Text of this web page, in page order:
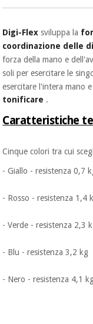
Digi-Flex sviluppa la
coordinazione delle
forza della mano e
soli per esercitare le
esercitare l'intera mano
tonificare .
Caratteristiche
Cinque colori tra cui
- Giallo - resistenza 0,7
- Rosso - resistenza 1,4
- Verde - resistenza 2,3
- Blu - resistenza 3,2 kg
- Nero - resistenza 4,1 kg